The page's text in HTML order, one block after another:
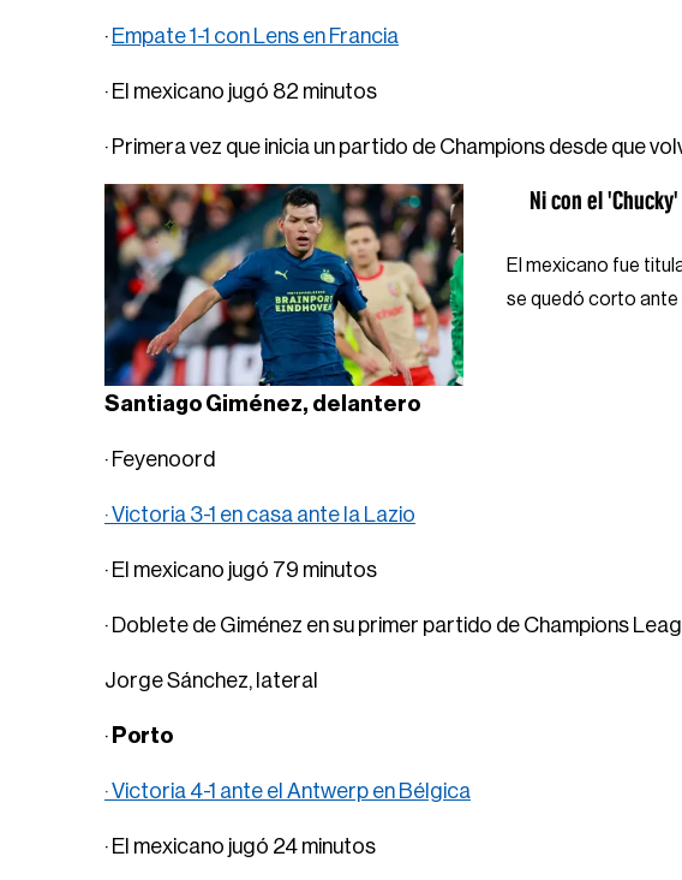
· Empate 1-1 con Lens en Francia
· El mexicano jugó 82 minutos
· Primera vez que inicia un partido de Champions desde que
Ni con el
El mexicano fue
se quedó corto ante
Santiago Giménez, delantero
· Feyenoord
· Victoria 3-1 en casa ante la Lazio
· El mexicano jugó 79 minutos
· Doblete de Giménez en su primer partido de Champions
Jorge Sánchez, lateral
· Porto
· Victoria 4-1 ante el Antwerp en Bélgica
· El mexicano jugó 24 minutos